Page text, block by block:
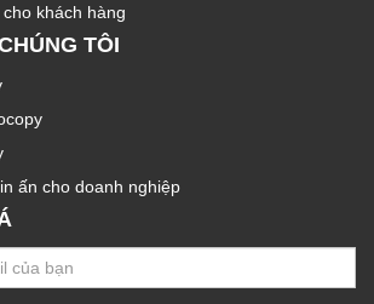
khách hàng
TÔI
ấn cho doanh nghiệp